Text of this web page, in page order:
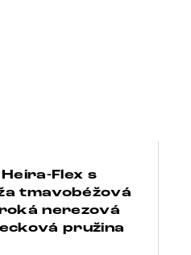
Flex s
tmavobéžová
nerezová
pružina